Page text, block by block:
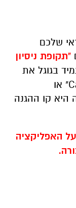
שלכם
"תקופת ניסיון
בגוגל את
" או
היא קו ההגנה
האפליקציה